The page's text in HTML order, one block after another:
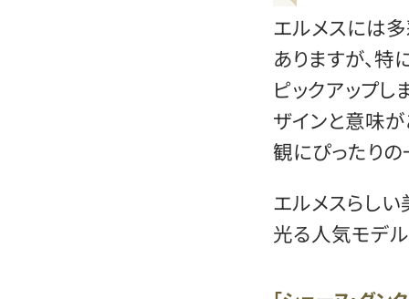
エルメスには
ありますが、
ピックアップ
ザインと意味
観にぴったり
エルメスらし
光る人気モデ